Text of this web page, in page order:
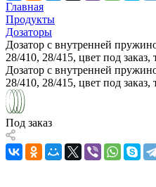
Главная
Продукты
Дозаторы
Дозатор с внутренней
28/410, 28/415, цвет под заказ,
Дозатор с внутренней
28/410, 28/415, цвет под заказ,
Под заказ